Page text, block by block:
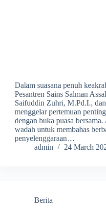
Dalam suasana penuh
Pesantren Sains Salman
Saifuddin Zuhri, M.Pd.I.,
menggelar pertemuan
dengan buka puasa
wadah untuk membahas
penyelenggaraan…
admin
24 March
Berita